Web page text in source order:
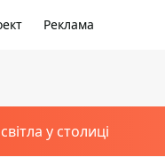
Реклама
у столиці